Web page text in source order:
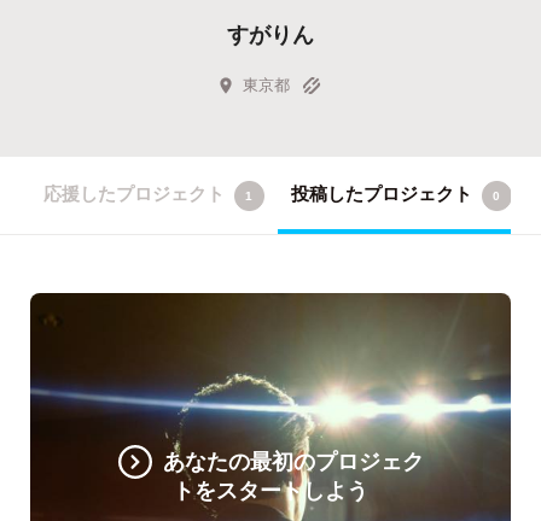
すがりん
東京都
応援したプロジェクト 1 投稿したプロジェクト 0
あなたの最初のプロジェク
トをスタートしよう